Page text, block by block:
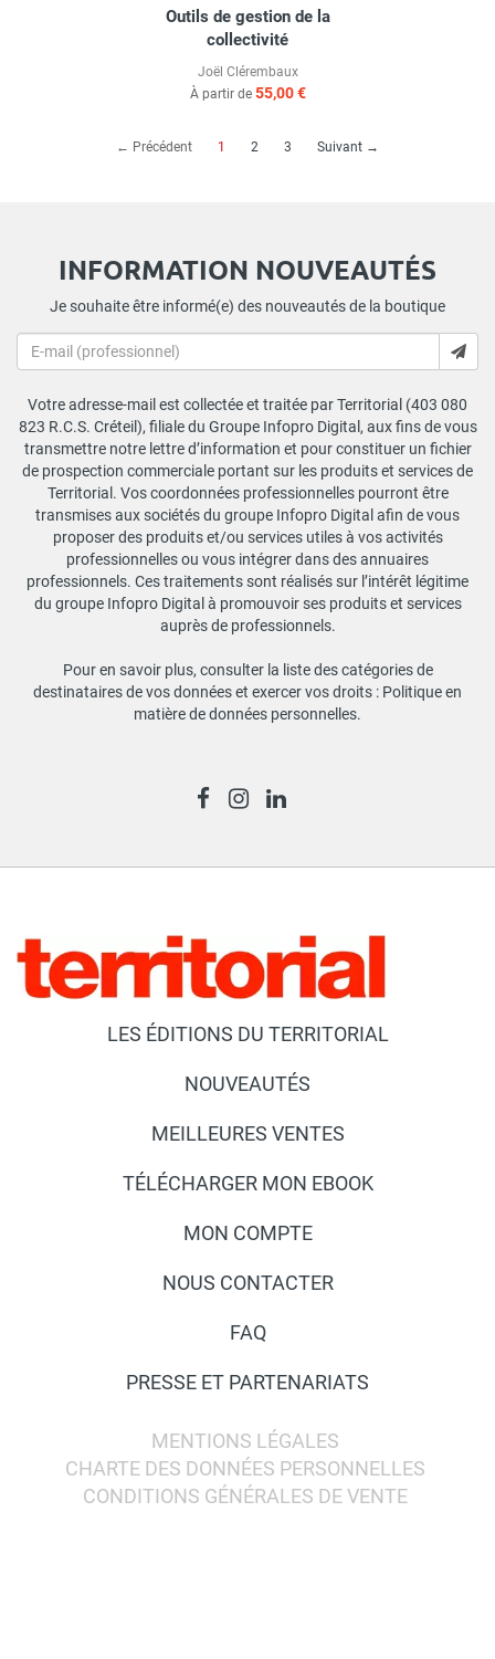
Outils de gestion de la
collectivité
Joël Clérembaux
À partir de 55,00 €
← Précédent 1 (current)
2 3 Suivant →
INFORMATION NOUVEAUTÉS
Je souhaite être informé(e) des nouveautés de la boutique
Votre adresse-mail est collectée et traitée par Territorial (403 080
823 R.C.S. Créteil), filiale du Groupe Infopro Digital, aux fins de vous
transmettre notre lettre d’information et pour constituer un fichier
de prospection commerciale portant sur les produits et services de
Territorial. Vos coordonnées professionnelles pourront être
transmises aux sociétés du groupe Infopro Digital afin de vous
proposer des produits et/ou services utiles à vos activités
professionnelles ou vous intégrer dans des annuaires
professionnels. Ces traitements sont réalisés sur l’intérêt légitime
du groupe Infopro Digital à promouvoir ses produits et services
auprès de professionnels.
Pour en savoir plus, consulter la liste des catégories de
destinataires de vos données et exercer vos droits : Politique en
matière de données personnelles.
LES ÉDITIONS DU TERRITORIAL
NOUVEAUTÉS
MEILLEURES VENTES
TÉLÉCHARGER MON EBOOK
MON COMPTE
NOUS CONTACTER
FAQ
PRESSE ET PARTENARIATS
MENTIONS LÉGALES
CHARTE DES DONNÉES PERSONNELLES
CONDITIONS GÉNÉRALES DE VENTE